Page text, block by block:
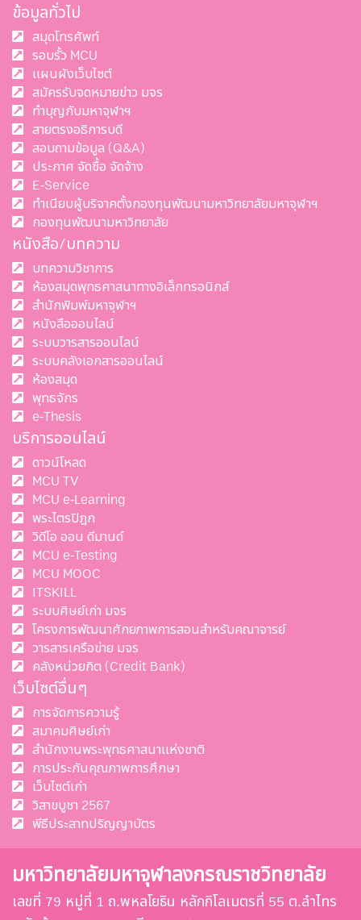
ข้อมูลทั่วไป
สมุดโทรศัพท์
รอบรั้ว MCU
แผนผังเว็บไซต์
สมัครรับจดหมายข่าว มจร
ทำบุญกับมหาจุฬาฯ
สายตรงอธิการบดี
สอบถามข้อมูล (Q&A)
ประกาศ จัดซื้อ จัดจ้าง
E-Service
ทำเนียบผู้บริจาคตั้งกองทุนพัฒนามหาวิทยาลัยมหาจุฬาฯ
กองทุนพัฒนามหาวิทยาลัย
หนังสือ/บทความ
บทความวิชาการ
ห้องสมุดพุทธศาสนาทางอิเล็กทรอนิกส์
สำนักพิมพ์มหาจุฬาฯ
หนังสือออนไลน์
ระบบวารสารออนไลน์
ระบบคลังเอกสารออนไลน์
ห้องสมุด
พุทธจักร
e-Thesis
บริการออนไลน์
ดาวน์โหลด
MCU TV
MCU e-Learning
พระไตรปิฎก
วิดีโอ ออน ดีมานด์
MCU e-Testing
MCU MOOC
ITSKILL
ระบบศิษย์เก่า มจร
โครงการพัฒนาศักยภาพการสอนสำหรับคณาจารย์
วารสารเครือข่าย มจร
คลังหน่วยกิต (Credit Bank)
เว็บไซต์อื่นๆ
การจัดการความรู้
สมาคมศิษย์เก่า
สำนักงานพระพุทธศาสนาแห่งชาติ
การประกันคุณภาพการศึกษา
เว็บไซต์เก่า
วิสาขบูชา 2567
พีธีประสาทปริญญาบัตร
มหาวิทยาลัยมหาจุฬาลงกรณราชวิทยาลัย
เลขที่ 79 หมู่ที่ 1 ถ.พหลโยธิน หลักกิโลเมตรที่ 55 ต.ลำไทร